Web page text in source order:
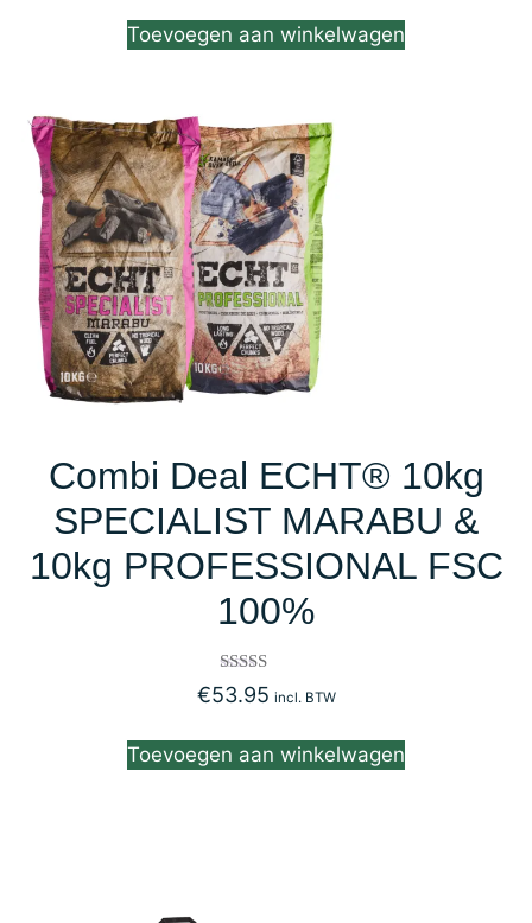
Toevoegen aan winkelwagen
Combi Deal ECHT® 10kg
SPECIALIST MARABU &
10kg PROFESSIONAL FSC
100%
Gewaardeerd
4.50
€53.95 incl. BTW
Toevoegen aan winkelwagen